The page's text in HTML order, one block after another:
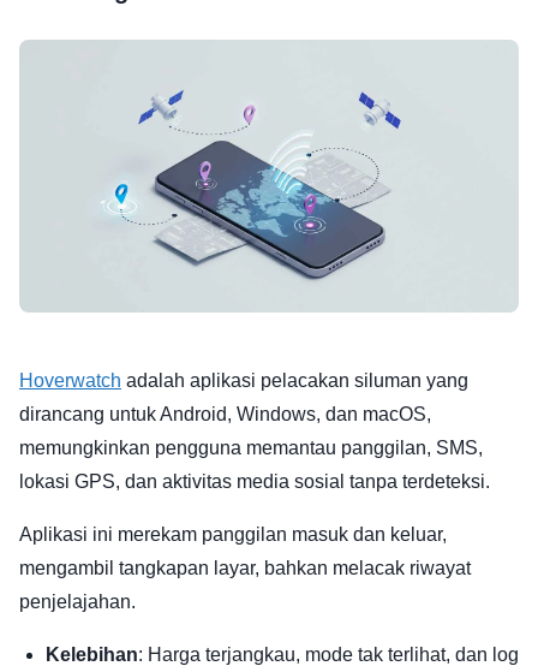
Hoverwatch adalah aplikasi pelacakan siluman yang
dirancang untuk Android, Windows, dan macOS,
memungkinkan pengguna memantau panggilan, SMS,
lokasi GPS, dan aktivitas media sosial tanpa terdeteksi.
Aplikasi ini merekam panggilan masuk dan keluar,
mengambil tangkapan layar, bahkan melacak riwayat
penjelajahan.
Kelebihan: Harga terjangkau, mode tak terlihat, dan log